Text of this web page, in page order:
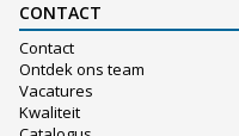
CONTACT
Contact
Ontdek ons team
Vacatures
Kwaliteit